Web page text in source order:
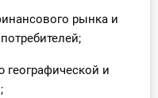
рынка и
и